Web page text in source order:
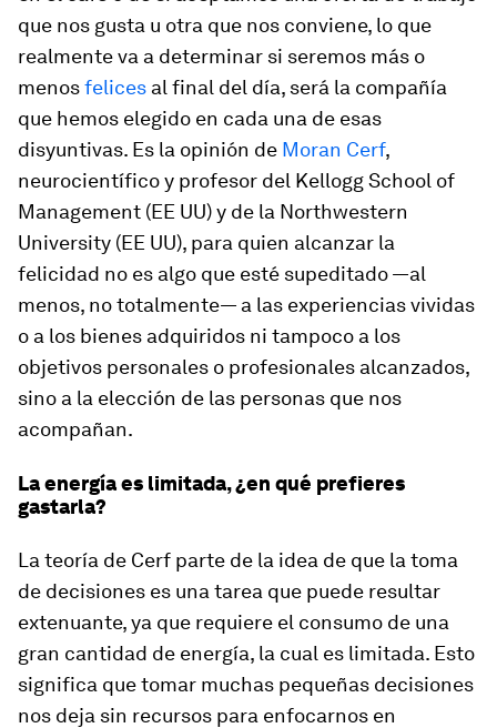
que nos gusta u otra que nos conviene, lo que
realmente va a determinar si seremos más o
menosfelices al final del día, será la compañía
que hemos elegido en cada una de esas
disyuntivas. Es la opinión de Moran Cerf,
neurocientífico y profesor del Kellogg School of
Management (EE UU) y de la Northwestern
University (EE UU), para quien alcanzar la
felicidad no es algo que esté supeditado —al
menos, no totalmente— a las experiencias vividas
o a los bienes adquiridos ni tampoco a los
objetivos personales o profesionales alcanzados,
sino a la elección de las personas que nos
acompañan.
La energía es limitada, ¿en qué prefieres
gastarla?
La teoría de Cerf parte de la idea de que la toma
de decisiones es una tarea que puede resultar
extenuante, ya que requiere el consumo de una
gran cantidad de energía, la cual es limitada. Esto
significa quetomar muchas pequeñas decisiones
nos deja sin recursos para enfocarnos en